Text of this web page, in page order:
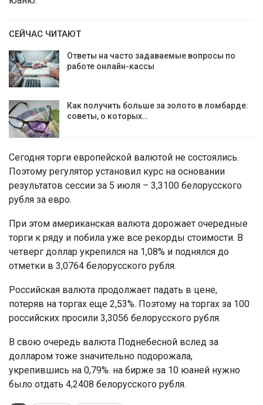
СЕЙЧАС ЧИТАЮТ
Ответы на часто задаваемые вопросы по
работе онлайн-кассы
Как получить больше за золото в ломбарде:
советы, о которых…
Сегодня торги европейской валютой не состоялись.
Поэтому регулятор установил курс на основании
результатов сессии за 5 июля – 3,3100 белорусского
рубля за евро.
При этом американская валюта дорожает очередные
торги к ряду и побила уже все рекорды стоимости. В
четверг доллар укрепился на 1,08% и поднялся до
отметки в 3,0764 белорусского рубля.
Российская валюта продолжает падать в цене,
потеряв на торгах еще 2,53%. Поэтому на торгах за 100
российских просили 3,3056 белорусского рубля.
В свою очередь валюта Поднебесной вслед за
долларом тоже значительно подорожала,
укрепившись на 0,79%. на бирже за 10 юаней нужно
было отдать 4,2408 белорусского рубля.